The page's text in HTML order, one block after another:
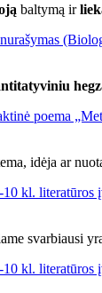
baltymą ir
poema
idėja ar
kl. literatūros
svarbiausi
kl. literatūros